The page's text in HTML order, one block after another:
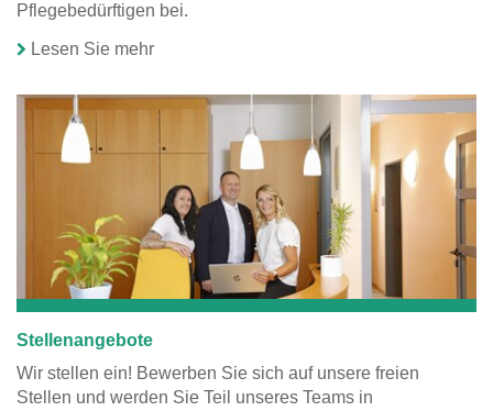
Pflegebedürftigen bei.
Lesen Sie mehr
Stellenangebote
Wir stellen ein! Bewerben Sie sich auf unsere freien
Stellen und werden Sie Teil unseres Teams in